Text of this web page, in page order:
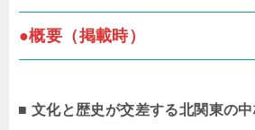
●概要（掲載時）
■ 文化と歴史が交差する北関東の